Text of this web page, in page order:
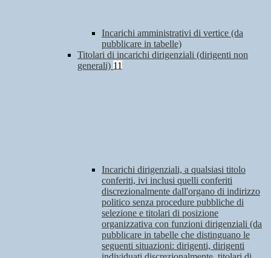
Incarichi amministrativi di vertice (da
pubblicare in tabelle)
Titolari di incarichi dirigenziali (dirigenti non
generali) 11
Incarichi dirigenziali, a qualsiasi titolo
conferiti, ivi inclusi quelli conferiti
discrezionalmente dall'organo di indirizzo
politico senza procedure pubbliche di
selezione e titolari di posizione
organizzativa con funzioni dirigenziali (da
pubblicare in tabelle che distinguano le
seguenti situazioni: dirigenti, dirigenti